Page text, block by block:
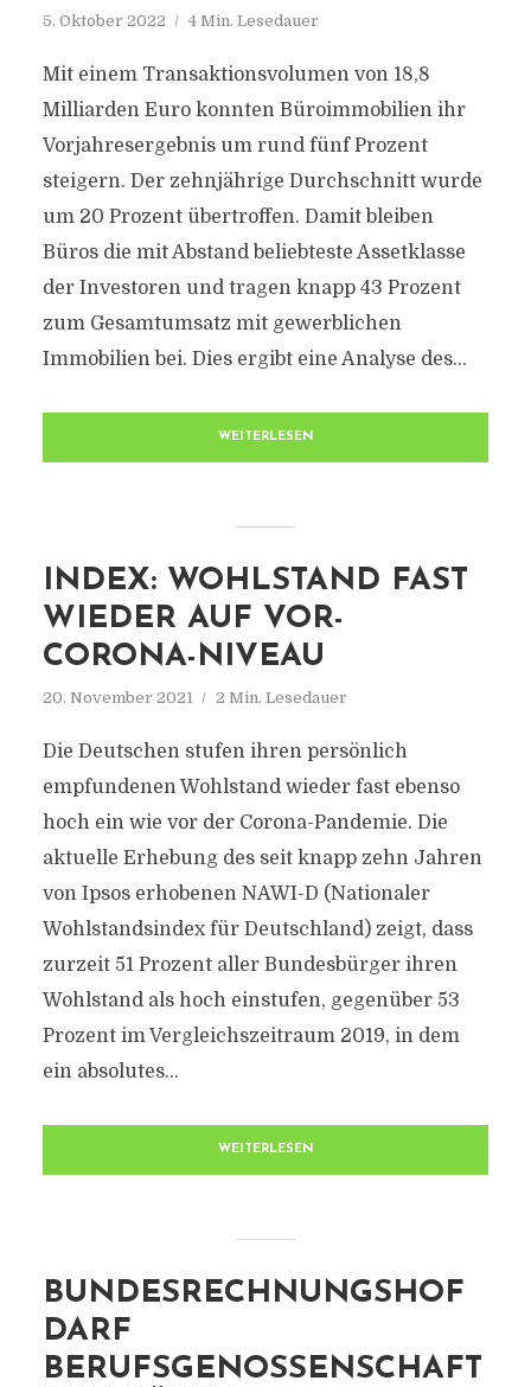
5. Oktober 2022 4 Min. Lesedauer
Mit einem Transaktionsvolumen von 18,8
Milliarden Euro konnten Büroimmobilien ihr
Vorjahresergebnis um rund fünf Prozent
steigern. Der zehnjährige Durchschnitt wurde
um 20 Prozent übertroffen. Damit bleiben
Büros die mit Abstand beliebteste Assetklasse
der Investoren und tragen knapp 43 Prozent
zum Gesamtumsatz mit gewerblichen
Immobilien bei. Dies ergibt eine Analyse des...
WEITERLESEN
INDEX: WOHLSTAND FAST
WIEDER AUF VOR-
CORONA-NIVEAU
20. November 2021 2 Min. Lesedauer
Die Deutschen stufen ihren persönlich
empfundenen Wohlstand wieder fast ebenso
hoch ein wie vor der Corona-Pandemie. Die
aktuelle Erhebung des seit knapp zehn Jahren
von Ipsos erhobenen NAWI-D (Nationaler
Wohlstandsindex für Deutschland) zeigt, dass
zurzeit 51 Prozent aller Bundesbürger ihren
Wohlstand als hoch einstufen, gegenüber 53
Prozent im Vergleichszeitraum 2019, in dem
ein absolutes...
WEITERLESEN
BUNDESRECHNUNGSHOF
DARF
BERUFSGENOSSENSCHAFT